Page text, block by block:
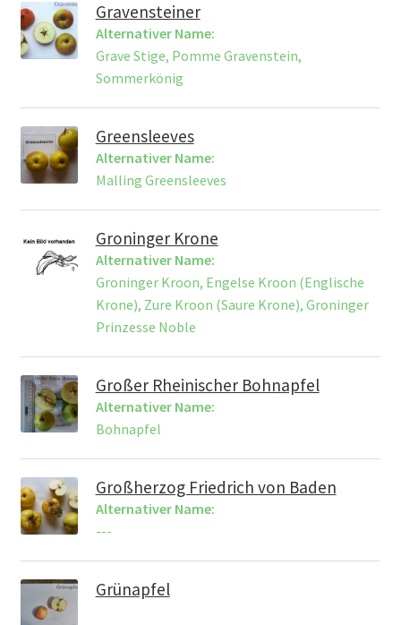
Gravensteiner
Alternativer Name:
Grave Stige, Pomme Gravenstein,
Sommerkönig
Greensleeves
Alternativer Name:
Malling Greensleeves
Groninger Krone
Alternativer Name:
Groninger Kroon, Engelse Kroon (Englische
Krone), Zure Kroon (Saure Krone), Groninger
Prinzesse Noble
Großer Rheinischer Bohnapfel
Alternativer Name:
Bohnapfel
Großherzog Friedrich von Baden
Alternativer Name:
---
Grünapfel